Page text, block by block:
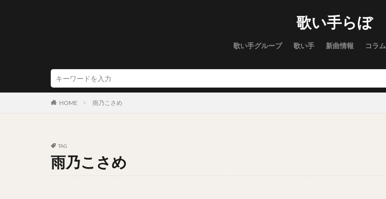
歌い手らぼ
歌い手グループ 歌い手 新曲情報 コラム
HOME 雨乃こさめ
TAG
雨乃こさめ